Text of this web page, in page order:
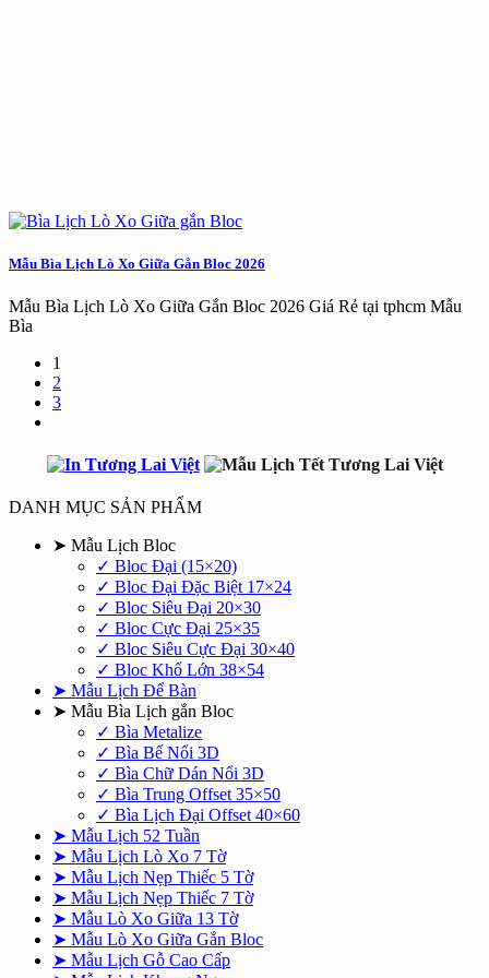
Mẫu Bìa Lịch Lò Xo Giữa Gắn Bloc 2026
Mẫu Bìa Lịch Lò Xo Giữa Gắn Bloc 2026 Giá Rẻ tại tphcm Mẫu
Bìa
1
2
3
DANH MỤC SẢN PHẨM
➤ Mẫu Lịch Bloc
✓ Bloc Đại (15×20)
✓ Bloc Đại Đặc Biệt 17×24
✓ Bloc Siêu Đại 20×30
✓ Bloc Cực Đại 25×35
✓ Bloc Siêu Cực Đại 30×40
✓ Bloc Khổ Lớn 38×54
➤ Mẫu Lịch Để Bàn
➤ Mẫu Bìa Lịch gắn Bloc
✓ Bìa Metalize
✓ Bìa Bế Nổi 3D
✓ Bìa Chữ Dán Nổi 3D
✓ Bìa Trung Offset 35×50
✓ Bìa Lịch Đại Offset 40×60
➤ Mẫu Lịch 52 Tuần
➤ Mẫu Lịch Lò Xo 7 Tờ
➤ Mẫu Lịch Nẹp Thiếc 5 Tờ
➤ Mẫu Lịch Nẹp Thiếc 7 Tờ
➤ Mẫu Lò Xo Giữa 13 Tờ
➤ Mẫu Lò Xo Giữa Gắn Bloc
➤ Mẫu Lịch Gỗ Cao Cấp